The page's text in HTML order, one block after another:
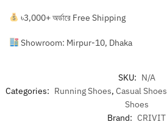
৳3,000+ অর্ডারে Free Shipping
Showroom: Mirpur-10, Dhaka
SKU: N/A
Categories: Running Shoes, Casual Shoes
Shoes
Brand: CRIVIT